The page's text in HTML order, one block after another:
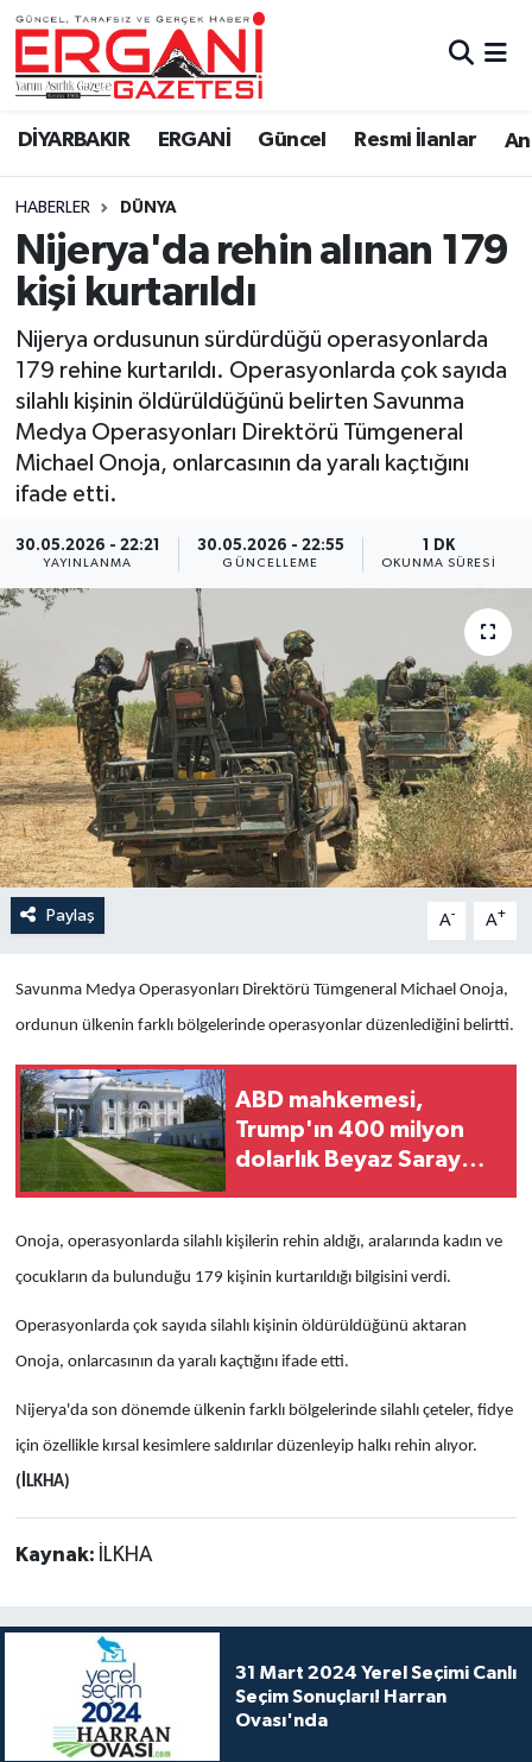
DİYARBAKIR ERGANİ Güncel Resmi İlanlar
HABERLER DÜNYA
Nijerya'da rehin alınan 179
kişi kurtarıldı
Nijerya ordusunun sürdürdüğü operasyonlarda
179 rehine kurtarıldı. Operasyonlarda çok sayıda
silahlı kişinin öldürüldüğünü belirten Savunma
Medya Operasyonları Direktörü Tümgeneral
Michael Onoja, onlarcasının da yaralı kaçtığını
ifade etti.
30.05.2026 - 22:21
YAYINLANMA
30.05.2026 - 22:55
GÜNCELLEME
1 DK
OKUNMA SÜRESI
Paylaş A- A+
Savunma Medya Operasyonları Direktörü Tümgeneral Michael Onoja,
ordunun ülkenin farklı bölgelerinde operasyonlar düzenlediğini belirtti.
ABD mahkemesi,
Trump'ın 400 milyon
dolarlık Beyaz Saray
Onoja, operasyonlarda silahlı kişilerin rehin aldığı, aralarında kadın ve
çocukların da bulunduğu 179 kişinin kurtarıldığı bilgisini verdi.
Operasyonlarda çok sayıda silahlı kişinin öldürüldüğünü aktaran
Onoja, onlarcasının da yaralı kaçtığını ifade etti.
Nijerya'da son dönemde ülkenin farklı bölgelerinde silahlı çeteler, fidye
için özellikle kırsal kesimlere saldırılar düzenleyip halkı rehin alıyor.
(İLKHA)
Kaynak: İLKHA
31 Mart 2024 Yerel Seçimi Canlı
Seçim Sonuçları! Harran
Ovası'nda
DİYARBAKIR
BİSMİL
BAĞLAR
ERGANİ
Güncel
Eği̇ti̇m
Resmi İlanlar
Sağlık
Si̇yaset
Bi̇li̇m & Teknoloji̇
Dünya
Eği̇ti̇m
Ergani Nöbetçi Eczaneler
Ergani Hava Durumu
Ergani Trafik Yoğunluk Haritası
Süper Lig Puan Durumu ve Fikstür
Tüm Manşetler
Son Dakika Haberleri
Haber Arşivi